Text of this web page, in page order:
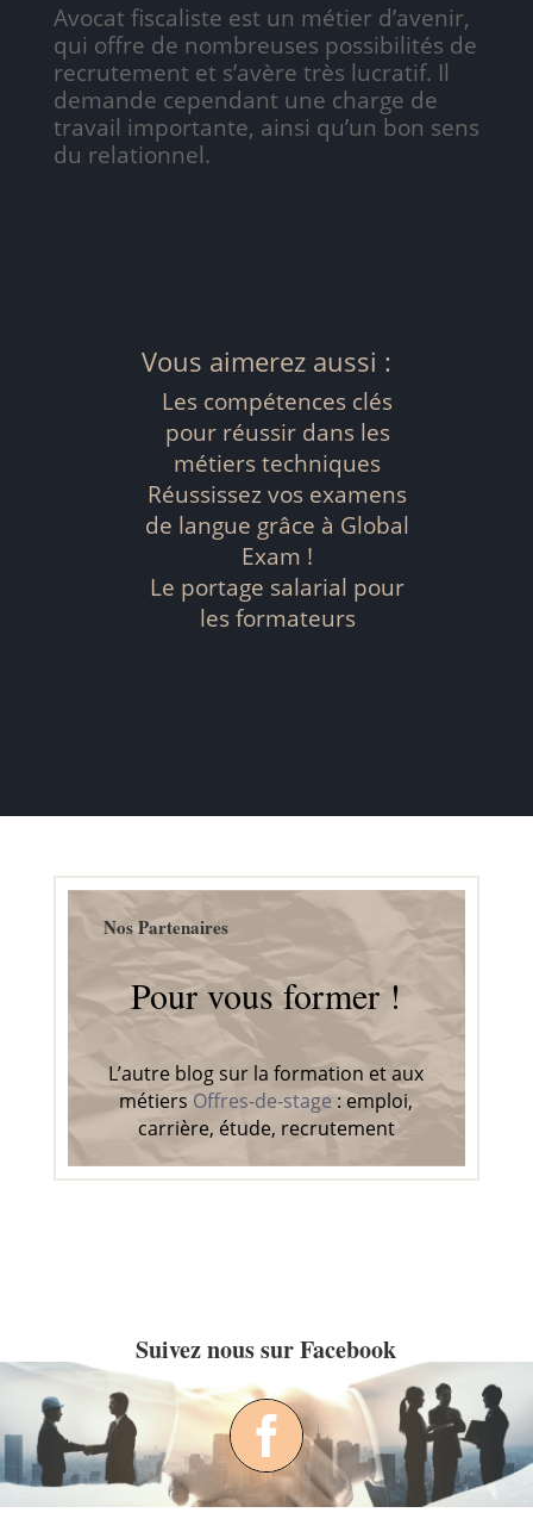
Avocat fiscaliste est un métier d’avenir,
qui offre de nombreuses possibilités de
recrutement et s’avère très lucratif. Il
demande cependant une charge de
travail importante, ainsi qu’un bon sens
du relationnel.
Vous aimerez aussi :
Les compétences clés
pour réussir dans les
métiers techniques
Réussissez vos examens
de langue grâce à Global
Exam !
Le portage salarial pour
les formateurs
Nos Partenaires
Pour vous former !
L’autre blog sur la formation et aux
métiers Offres-de-stage : emploi,
carrière, étude, recrutement
Suivez nous sur Facebook
